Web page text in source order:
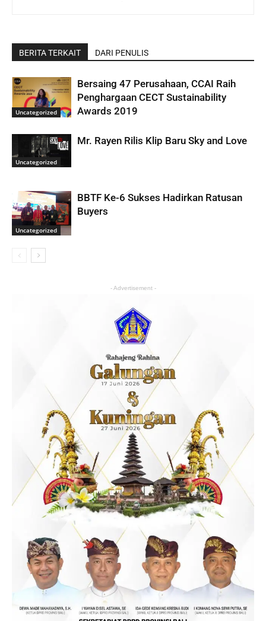
BERITA TERKAIT DARI PENULIS
Uncategorized
Bersaing 47 Perusahaan, CCAI Raih
Penghargaan CECT Sustainability
Awards 2019
Uncategorized
Mr. Rayen Rilis Klip Baru Sky and Love
Uncategorized
BBTF Ke-6 Sukses Hadirkan Ratusan
Buyers
- Advertisement -